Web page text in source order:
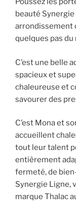
beauté
arrondissement
quelques pas
C’est une belle
spacieux et
chaleureuse et
savourer des
C’est Mona et
accueillent
tout leur talent
entièrement
fermeté, de
Synergie Ligne,
marque Thalac